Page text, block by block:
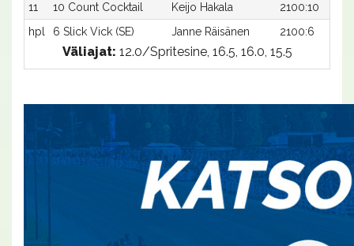
11
10 Count Cocktail Keijo Hakala
2100:10
hpl
6 Slick Vick (SE) Janne Räisänen 2100:6
Väliajat: 12.0/Spritesine, 16.5, 16.0, 15.5